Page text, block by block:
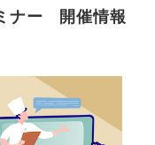
ナー 開催情報